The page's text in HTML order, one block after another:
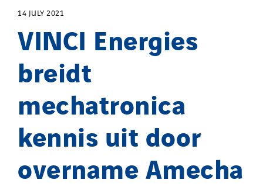
14 JULY 2021
VINCI Energies
breidt
mechatronica
kennis uit door
overname Amecha
Stroomverdeler
TelComTec
Telematic Solutions
TG Concept
Thermo Réfrigération
Tiab
Top Thermique
Travesset Beziers